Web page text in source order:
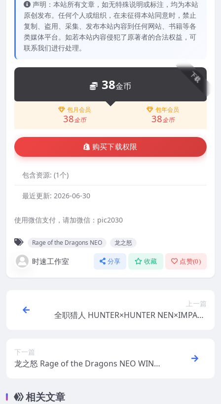
声明：本站所有文章，如无特殊说明或标注，均为本站
原创发布。任何个人或组织，在未征得本站同意时，禁止
复制、盗用、采集、发布本站内容到任何网站、书籍等各
类媒体平台。如若本站内容侵犯了原著者的合法权益，可
联系我们进行处理。
下载
38金币
包月会员
38金币
包年会员
38金币
购买下载权限
包含资源: (1个)
最近更新: 2026-06-30
使用微信支付，请加微信：pic2030
Rage of the Dragons NEO 龙之怒
时速工作室 分享 收藏 点赞(0)
上一篇
全职猎人 HUNTER×HUNTER NEN×IMPACT
下一篇
龙之怒 Rage of the Dragons NEO WIN游
相关文章